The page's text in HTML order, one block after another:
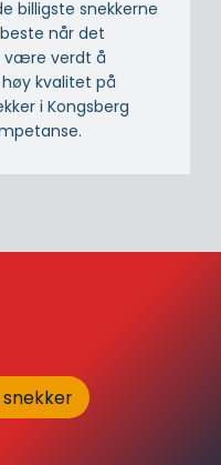
billigste snekkerne
når det
være verdt å
kvalitet på
i Kongsberg